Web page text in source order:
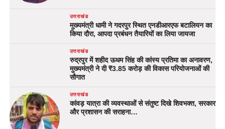
उत्तराखंड
मुख्यमंत्री धामी ने गदरपुर स्थित एनडीआरएफ बटालियन का
किया दौरा, आपदा प्रबंधन तैयारियों का लिया जायजा
उत्तराखंड
रुद्रपुर में शहीद ऊधम सिंह की कांस्य प्रतिमा का अनावरण,
मुख्यमंत्री ने दी ₹3.85 करोड़ की विकास परियोजनाओं की
सौगात
उत्तराखंड
कांवड़ यात्रा की व्यवस्थाओं से संतुष्ट दिखे शिवभक्त, सरकार
और प्रशासन की सराहना…